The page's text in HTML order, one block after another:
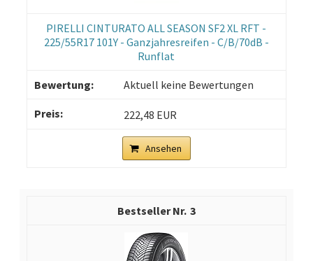
PIRELLI CINTURATO ALL SEASON SF2 XL RFT -
225/55R17 101Y - Ganzjahresreifen - C/B/70dB -
Runflat
Aktuell keine Bewertungen
222,48 EUR
Ansehen
3